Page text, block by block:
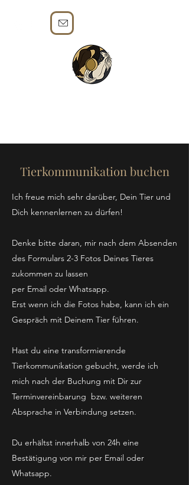
Tierkommunikation buchen
Ich freue mich sehr darüber, Dein Tier und
Dich kennenlernen zu dürfen!
Denke bitte daran, mir nach dem Absenden
des Formulars 2-3 Fotos Deines Tieres
zukommen zu lassen
per Email oder Whatsapp.
Erst wenn ich die Fotos habe, kann ich ein
Gespräch mit Deinem Tier führen.
Hast du eine transformierende
Tierkommunikation gebucht, werde ich
mich nach der Buchung mit Dir zur
Terminvereinbarung bzw. weiteren
Absprache in Verbindung setzen.
Du erhältst innerhalb von 24h eine
Bestätigung von mir per Email oder
Whatsapp.